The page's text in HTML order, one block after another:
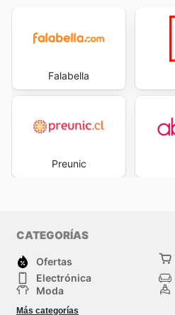
Falabella
Preunic
CATEGORÍAS
Ofertas
Electrónica
Moda
Deporte
Más categorías